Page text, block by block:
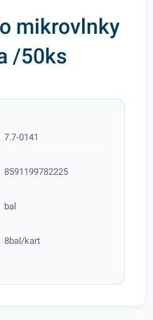
mikrovlnky
/50ks
7.7-0141
8591199782225
bal
8bal/kart